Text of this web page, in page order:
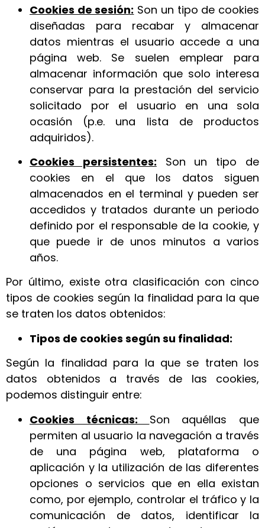
Cookies de sesión: Son un tipo de cookies
diseñadas para recabar y almacenar
datos mientras el usuario accede a una
página web. Se suelen emplear para
almacenar información que solo interesa
conservar para la prestación del servicio
solicitado por el usuario en una sola
ocasión (p.e. una lista de productos
adquiridos).
Cookies persistentes: Son un tipo de
cookies en el que los datos siguen
almacenados en el terminal y pueden ser
accedidos y tratados durante un periodo
definido por el responsable de la cookie, y
que puede ir de unos minutos a varios
años.
Por último, existe otra clasificación con cinco
tipos de cookies según la finalidad para la que
se traten los datos obtenidos:
Tipos de cookies según su finalidad:
Según la finalidad para la que se traten los
datos obtenidos a través de las cookies,
podemos distinguir entre:
Cookies técnicas: Son aquéllas que
permiten al usuario la navegación a través
de una página web, plataforma o
aplicación y la utilización de las diferentes
opciones o servicios que en ella existan
como, por ejemplo, controlar el tráfico y la
comunicación de datos, identificar la